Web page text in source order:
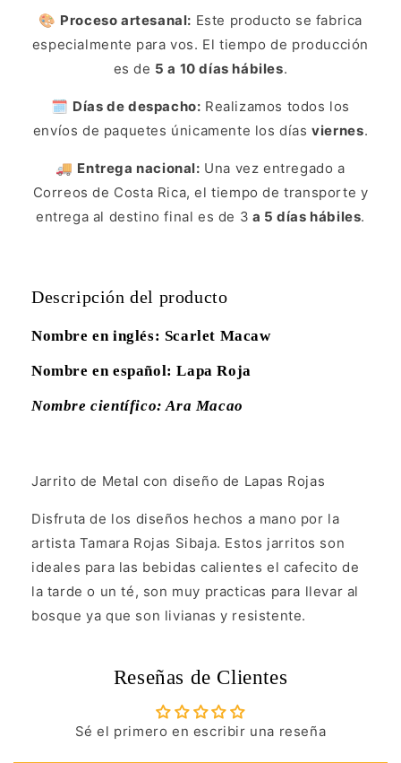
🎨 Proceso artesanal: Este producto se fabrica
especialmente para vos. El tiempo de producción
es de 5 a 10 días hábiles.
🗓️ Días de despacho: Realizamos todos los
envíos de paquetes únicamente los díasviernes.
🚚 Entrega nacional: Una vez entregado a
Correos de Costa Rica, el tiempo de transporte y
entrega al destino final es de 3 a 5 días hábiles.
Descripción del producto
Nombre en inglés: Scarlet Macaw
Nombre en español: Lapa Roja
Nombre científico: Ara Macao
Jarrito de Metal con diseño de Lapas Rojas
Disfruta de los diseños hechos a mano por la
artista Tamara Rojas Sibaja. Estos jarritos son
ideales para las bebidas calientes el cafecito de
la tarde o un té, son muy practicas para llevar al
bosque ya que son livianas y resistente.
Reseñas de Clientes
Sé el primero en escribir una reseña